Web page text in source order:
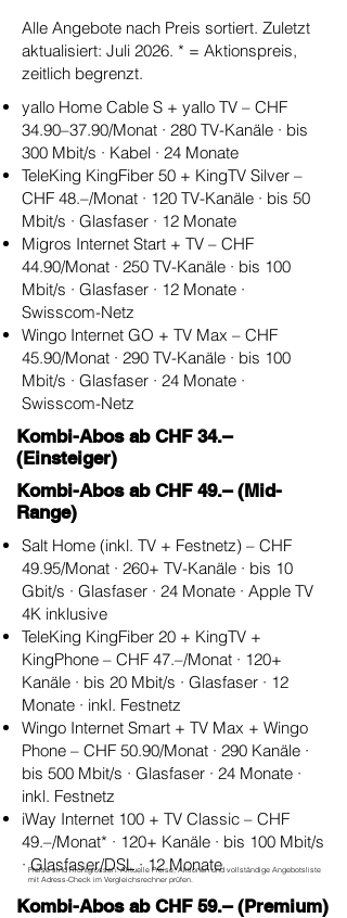
Alle Angebote nach Preis sortiert. Zuletzt
aktualisiert: Juli 2026. * = Aktionspreis,
zeitlich begrenzt.
yallo Home Cable S + yallo TV – CHF
34.90–37.90/Monat · 280 TV-Kanäle · bis
300 Mbit/s · Kabel · 24 Monate
TeleKing KingFiber 50 + KingTV Silver –
CHF 48.–/Monat · 120 TV-Kanäle · bis 50
Mbit/s · Glasfaser · 12 Monate
Migros Internet Start + TV – CHF
44.90/Monat · 250 TV-Kanäle · bis 100
Mbit/s · Glasfaser · 12 Monate ·
Swisscom-Netz
Wingo Internet GO + TV Max – CHF
45.90/Monat · 290 TV-Kanäle · bis 100
Mbit/s · Glasfaser · 24 Monate ·
Swisscom-Netz
Kombi-Abos ab CHF 34.–
(Einsteiger)
Kombi-Abos ab CHF 49.– (Mid-
Range)
Preise sind Richtgrössen. Aktuelle Preise, Aktionen und vollständige Angebotsliste
mit Adress-Check im Vergleichsrechner prüfen.
Salt Home (inkl. TV + Festnetz) – CHF
49.95/Monat · 260+ TV-Kanäle · bis 10
Gbit/s · Glasfaser · 24 Monate · Apple TV
4K inklusive
TeleKing KingFiber 20 + KingTV +
KingPhone – CHF 47.–/Monat · 120+
Kanäle · bis 20 Mbit/s · Glasfaser · 12
Monate · inkl. Festnetz
Wingo Internet Smart + TV Max + Wingo
Phone – CHF 50.90/Monat · 290 Kanäle ·
bis 500 Mbit/s · Glasfaser · 24 Monate ·
inkl. Festnetz
iWay Internet 100 + TV Classic – CHF
49.–/Monat* · 120+ Kanäle · bis 100 Mbit/s
· Glasfaser/DSL · 12 Monate
Kombi-Abos ab CHF 59.– (Premium)